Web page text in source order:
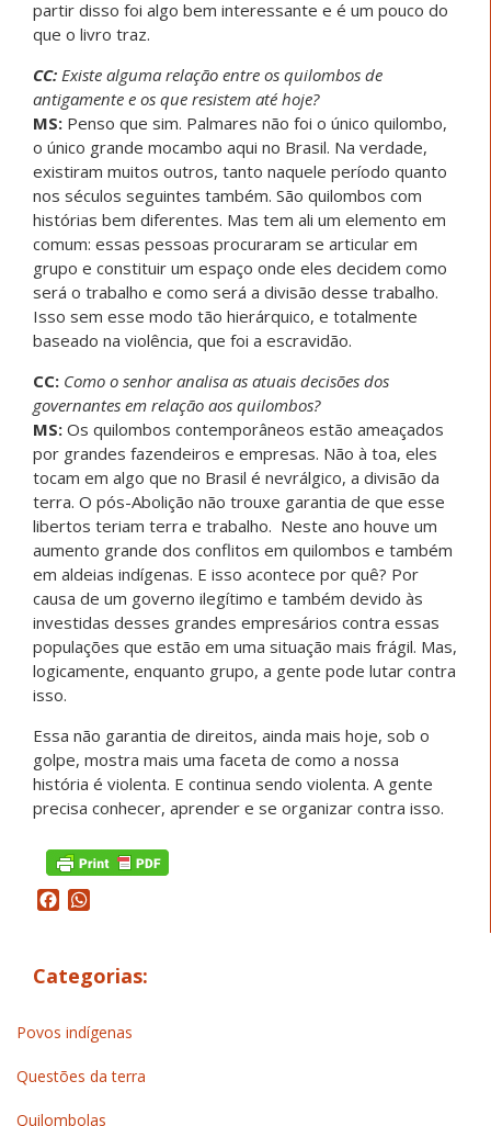
partir disso foi algo bem interessante e é um pouco do
que o livro traz.
CC: Existe alguma relação entre os quilombos de
antigamente e os que resistem até hoje?
MS: Penso que sim. Palmares não foi o único quilombo,
o único grande mocambo aqui no Brasil. Na verdade,
existiram muitos outros, tanto naquele período quanto
nos séculos seguintes também. São quilombos com
histórias bem diferentes. Mas tem ali um elemento em
comum: essas pessoas procuraram se articular em
grupo e constituir um espaço onde eles decidem como
será o trabalho e como será a divisão desse trabalho.
Isso sem esse modo tão hierárquico, e totalmente
baseado na violência, que foi a escravidão.
CC: Como o senhor analisa as atuais decisões dos
governantes em relação aos quilombos?
MS: Os quilombos contemporâneos estão ameaçados
por grandes fazendeiros e empresas. Não à toa, eles
tocam em algo que no Brasil é nevrálgico, a divisão da
terra. O pós-Abolição não trouxe garantia de que esse
libertos teriam terra e trabalho. Neste ano houve um
aumento grande dos conflitos em quilombos e também
em aldeias indígenas. E isso acontece por quê? Por
causa de um governo ilegítimo e também devido às
investidas desses grandes empresários contra essas
populações que estão em uma situação mais frágil. Mas,
logicamente, enquanto grupo, a gente pode lutar contra
isso.
Essa não garantia de direitos, ainda mais hoje, sob o
golpe, mostra mais uma faceta de como a nossa
história é violenta. E continua sendo violenta. A gente
precisa conhecer, aprender e se organizar contra isso.
Facebook
Categorias:
Povos indígenas
Questões da terra
Quilombolas